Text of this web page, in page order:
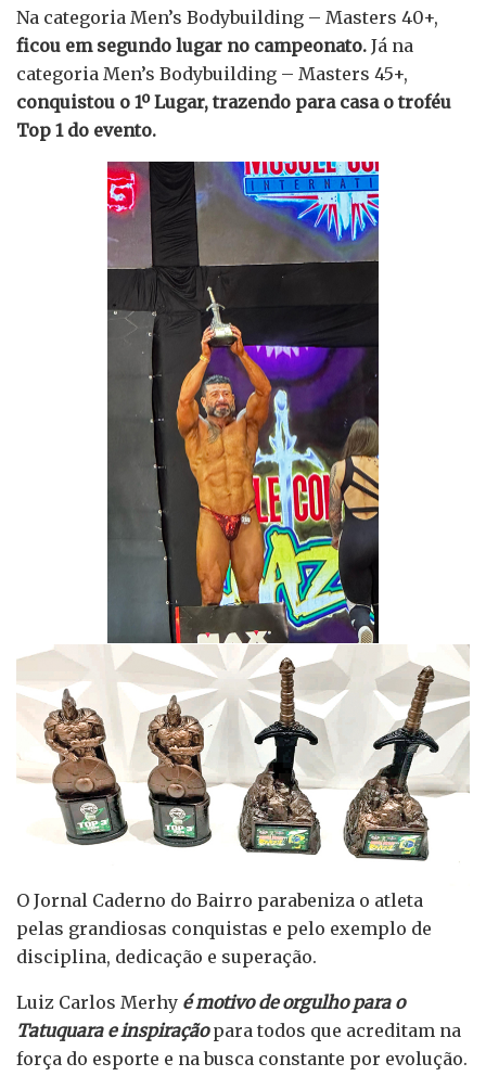
Na categoria Men’s Bodybuilding – Masters 40+,
ficou em segundo lugar no campeonato. Já na
categoria Men’s Bodybuilding – Masters 45+,
conquistou o 1º Lugar, trazendo para casa o troféu
Top 1 do evento.
O Jornal Caderno do Bairro parabeniza o atleta
pelas grandiosas conquistas e pelo exemplo de
disciplina, dedicação e superação.
Luiz Carlos Merhy é motivo de orgulho para o
Tatuquara e inspiraçãopara todos que acreditam na
força do esporte e na busca constante por evolução.